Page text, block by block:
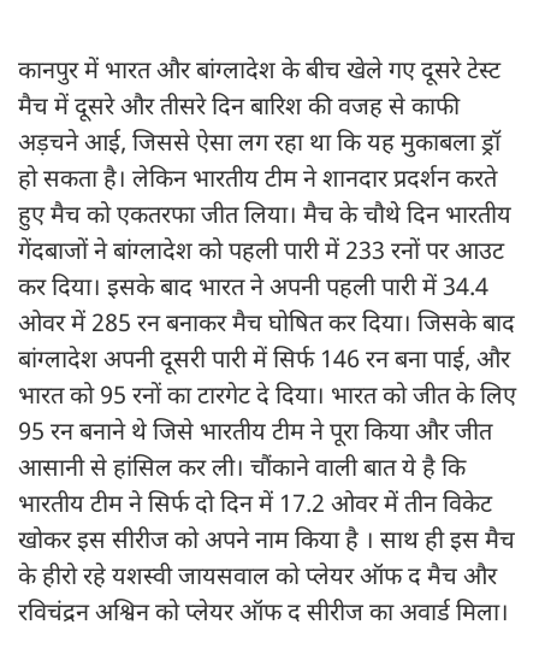
कानपुर में भारत और बांग्लादेश के बीच खेले गए दूसरे टेस्ट
मैच में दूसरे और तीसरे दिन बारिश की वजह से काफी
अड़चने आई, जिससे ऐसा लग रहा था कि यह मुकाबला ड्रॉ
हो सकता है। लेकिन भारतीय टीम ने शानदार प्रदर्शन करते
हुए मैच को एकतरफा जीत लिया। मैच के चौथे दिन भारतीय
गेंदबाजों ने बांग्लादेश को पहली पारी में 233 रनों पर आउट
कर दिया। इसके बाद भारत ने अपनी पहली पारी में 34.4
ओवर में 285 रन बनाकर मैच घोषित कर दिया। जिसके बाद
बांग्लादेश अपनी दूसरी पारी में सिर्फ 146 रन बना पाई, और
भारत को 95 रनों का टारगेट दे दिया। भारत को जीत के लिए
95 रन बनाने थे जिसे भारतीय टीम ने पूरा किया और जीत
आसानी से हांसिल कर ली। चौंकाने वाली बात ये है कि
भारतीय टीम ने सिर्फ दो दिन में 17.2 ओवर में तीन विकेट
खोकर इस सीरीज को अपने नाम किया है । साथ ही इस मैच
के हीरो रहे यशस्वी जायसवाल को प्लेयर ऑफ द मैच और
रविचंद्रन अश्विन को प्लेयर ऑफ द सीरीज का अवार्ड मिला।